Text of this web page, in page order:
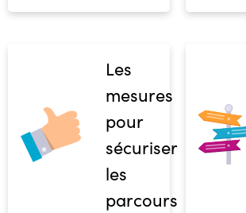
Les
mesures
pour
sécuriser
les
parcours